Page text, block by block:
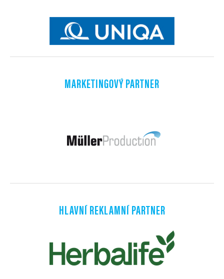
MARKETINGOVÝ PARTNER
HLAVNÍ REKLAMNÍ PARTNER